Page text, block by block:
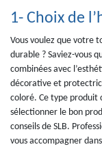
1- Choix de
Vous voulez que votre
durable ? Saviez-vous
combinées avec
décorative et
coloré. Ce type produit
sélectionner le bon
conseils de SLB.
vous accompagner